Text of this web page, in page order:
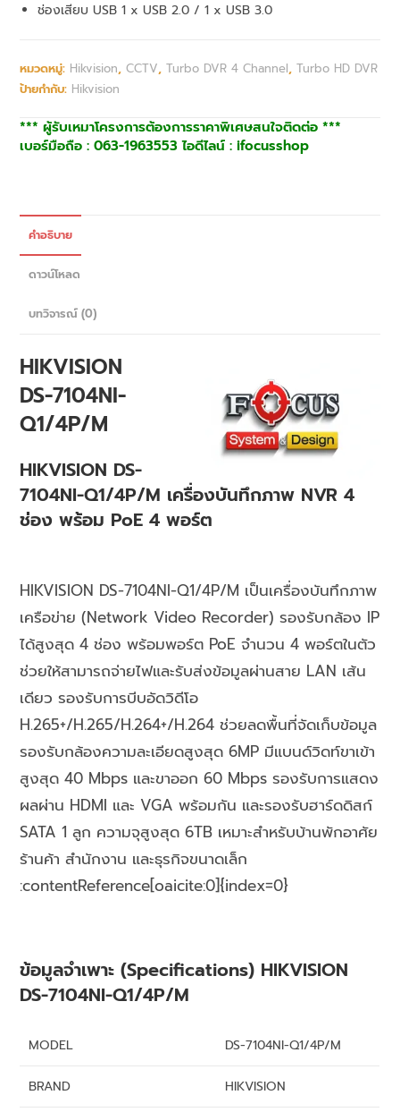
ช่องเสียบ USB 1 x USB 2.0 / 1 x USB 3.0
หมวดหมู่: Hikvision,CCTV,Turbo DVR 4 Channel,Turbo HD DVR
ป้ายกำกับ: Hikvision
*** ผู้รับเหมาโครงการต้องการราคาพิเศษสนใจติดต่อ ***
เบอร์มือถือ : 063-1963553 ไอดีไลน์ : ifocusshop
คำอธิบาย
ดาวน์โหลด
บทวิจารณ์ (0)
HIKVISION
DS-7104NI-
Q1/4P/M
HIKVISION DS-
7104NI-Q1/4P/M เครื่องบันทึกภาพ NVR 4
ช่อง พร้อม PoE 4 พอร์ต
HIKVISION DS-7104NI-Q1/4P/M เป็นเครื่องบันทึกภาพ
เครือข่าย (Network Video Recorder) รองรับกล้อง IP
ได้สูงสุด 4 ช่อง พร้อมพอร์ต PoE จำนวน 4 พอร์ตในตัว
ช่วยให้สามารถจ่ายไฟและรับส่งข้อมูลผ่านสาย LAN เส้น
เดียว รองรับการบีบอัดวิดีโอ
H.265+/H.265/H.264+/H.264 ช่วยลดพื้นที่จัดเก็บข้อมูล
รองรับกล้องความละเอียดสูงสุด 6MP มีแบนด์วิดท์ขาเข้า
สูงสุด 40 Mbps และขาออก 60 Mbps รองรับการแสดง
ผลผ่าน HDMI และ VGA พร้อมกัน และรองรับฮาร์ดดิสก์
SATA 1 ลูก ความจุสูงสุด 6TB เหมาะสำหรับบ้านพักอาศัย
ร้านค้า สำนักงาน และธุรกิจขนาดเล็ก
:contentReference[oaicite:0]{index=0}
ข้อมูลจำเพาะ (Specifications) HIKVISION
DS-7104NI-Q1/4P/M
MODEL DS-7104NI-Q1/4P/M
BRAND HIKVISION